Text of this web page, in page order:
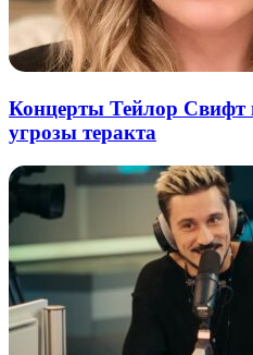
Концерты Тейлор Свифт
угрозы теракта